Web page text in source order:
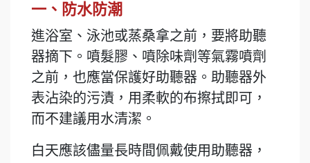
一、防水防潮
進浴室、泳池或蒸桑拿之前，要將助聽
器摘下。噴髮膠、噴除味劑等氣霧噴劑
之前，也應當保護好助聽器。助聽器外
表沾染的污漬，用柔軟的布擦拭即可，
而不建議用水清潔。
白天應該儘量長時間佩戴使用助聽器，